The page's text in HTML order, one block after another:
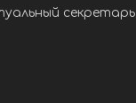
секретарь